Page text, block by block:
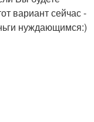
вариант сейчас -
нуждающимся:)